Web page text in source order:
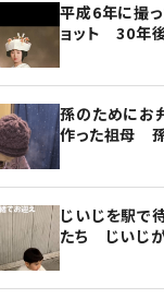
平成6年に撮
ョット 30年
孫のためにお
作った祖母
じいじを駅で
たち じいじ